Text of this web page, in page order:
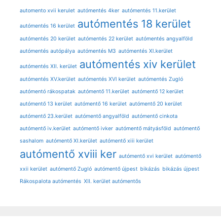
automento xvii kerulet autómentés 4ker autómentés 11.kerület
autómentés 16 kerület autómentés 18 kerület
autómentés 20 kerület autómentés 22 kerület autómentés angyalföld
autómentés autópálya autómentés M3 autómentés XI.kerület
autómentés XII. kerület autómentés xiv kerület
autómentés XV.kerület autómentés XVI kerület autómentés Zugló
autómentó rákospatak autómentő 11.kerület autómentő 12 kerület
autómentő 13 kerület autómentő 16 kerület autómentő 20 kerület
autómentő 23.kerület autómentő angyalföld autómentő cinkota
autómentő iv.kerület autómentő ivker autómentő mátyásföld autómentő
sashalom autómentő XI.kerület autómentő xiii kerület
autómentő xviii ker autómentő xvi kerület autómentő
xxii kerület autómentő Zugló autómentő újpest bikázás bikázás újpest
Rákospalota autómentés XII. kerület autómentős